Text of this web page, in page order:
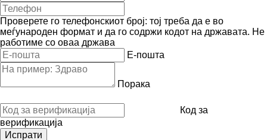
Проверете го телефонскиот број: тој треба да е во
меѓународен формат и да го содржи кодот на државата. Не
работиме со оваа држава
E-пошта
Порака
Код за
верификација